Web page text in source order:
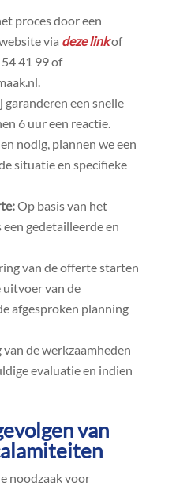
proces door een
via deze linkof
41 99 of
een snelle
6 uur een reactie.​
nodig, plannen we een
situatie en specifieke
Op basis van het
gedetailleerde en
van de offerte starten
uitvoer van de
afgesproken planning
de werkzaamheden
evaluatie en indien
van
noodzaak voor